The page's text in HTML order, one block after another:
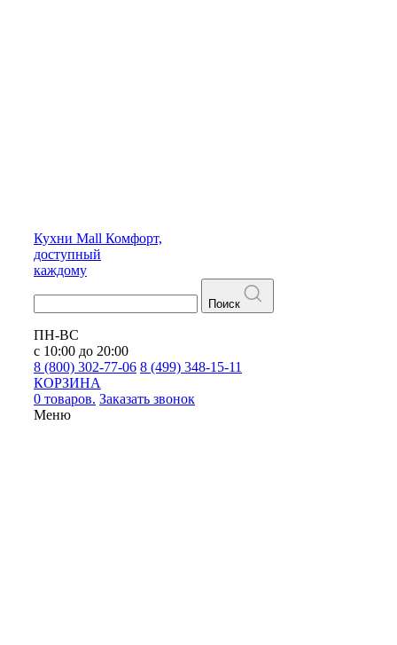
Кухни Mall Комфорт,
доступный
каждому
Поиск
ПН-ВС
с 10:00 до 20:00
8 (800) 302-77-06 8 (499) 348-15-11
КОРЗИНА
0 товаров. Заказать звонок
Меню